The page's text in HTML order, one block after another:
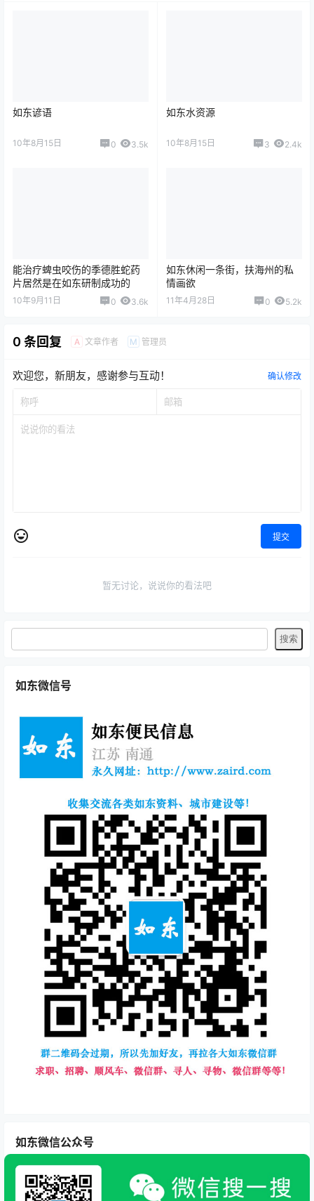
如东谚语
10年8月15日 0 3.5k
如东水资源
10年8月15日 3 2.4k
能治疗蜱虫咬伤的季德胜蛇药
片居然是在如东研制成功的
10年9月11日 0 3.6k
如东休闲一条街，扶海州的私
情画欲
11年4月28日 0 5.2k
0 条回复 A 文章作者 M 管理员
欢迎您，新朋友，感谢参与互动！ 确认修改
提交
暂无讨论，说说你的看法吧
如东微信号
如东微信公众号